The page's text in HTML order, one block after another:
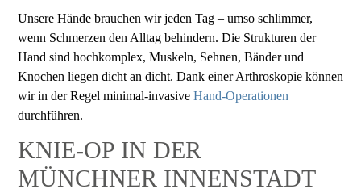
Unsere Hände brauchen wir jeden Tag – umso schlimmer,
wenn Schmerzen den Alltag behindern. Die Strukturen der
Hand sind hochkomplex, Muskeln, Sehnen, Bänder und
Knochen liegen dicht an dicht. Dank einer Arthroskopie können
wir in der Regel minimal-invasive Hand-Operationen
durchführen.
KNIE-OP IN DER
MÜNCHNER INNENSTADT